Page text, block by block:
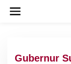
Gubernur